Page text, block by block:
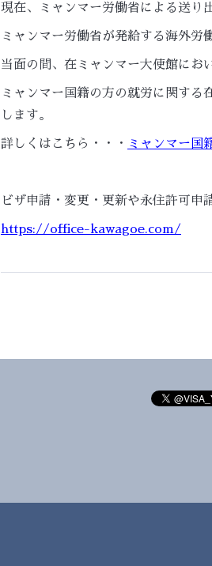
現在、ミャンマー労働省による送り
ミャンマー労働省が発給する海外労
当面の間、在ミャンマー大使館にお
ミャンマー国籍の方の就労に関する
します。
詳しくはこちら・・・ ミャンマー国
ビザ申請・変更・更新や永住許可申
https://office-kawagoe.com/